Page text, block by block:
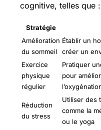
cognitive, telles que :
Stratégie
Amélioration
du sommeil
Établir un
créer un
Exercice
physique
régulier
Pratiquer
pour
Réduction
du stress
Utiliser des
comme la
ou le yoga